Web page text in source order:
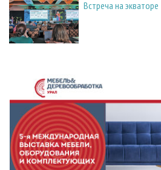
Встреча на экваторе